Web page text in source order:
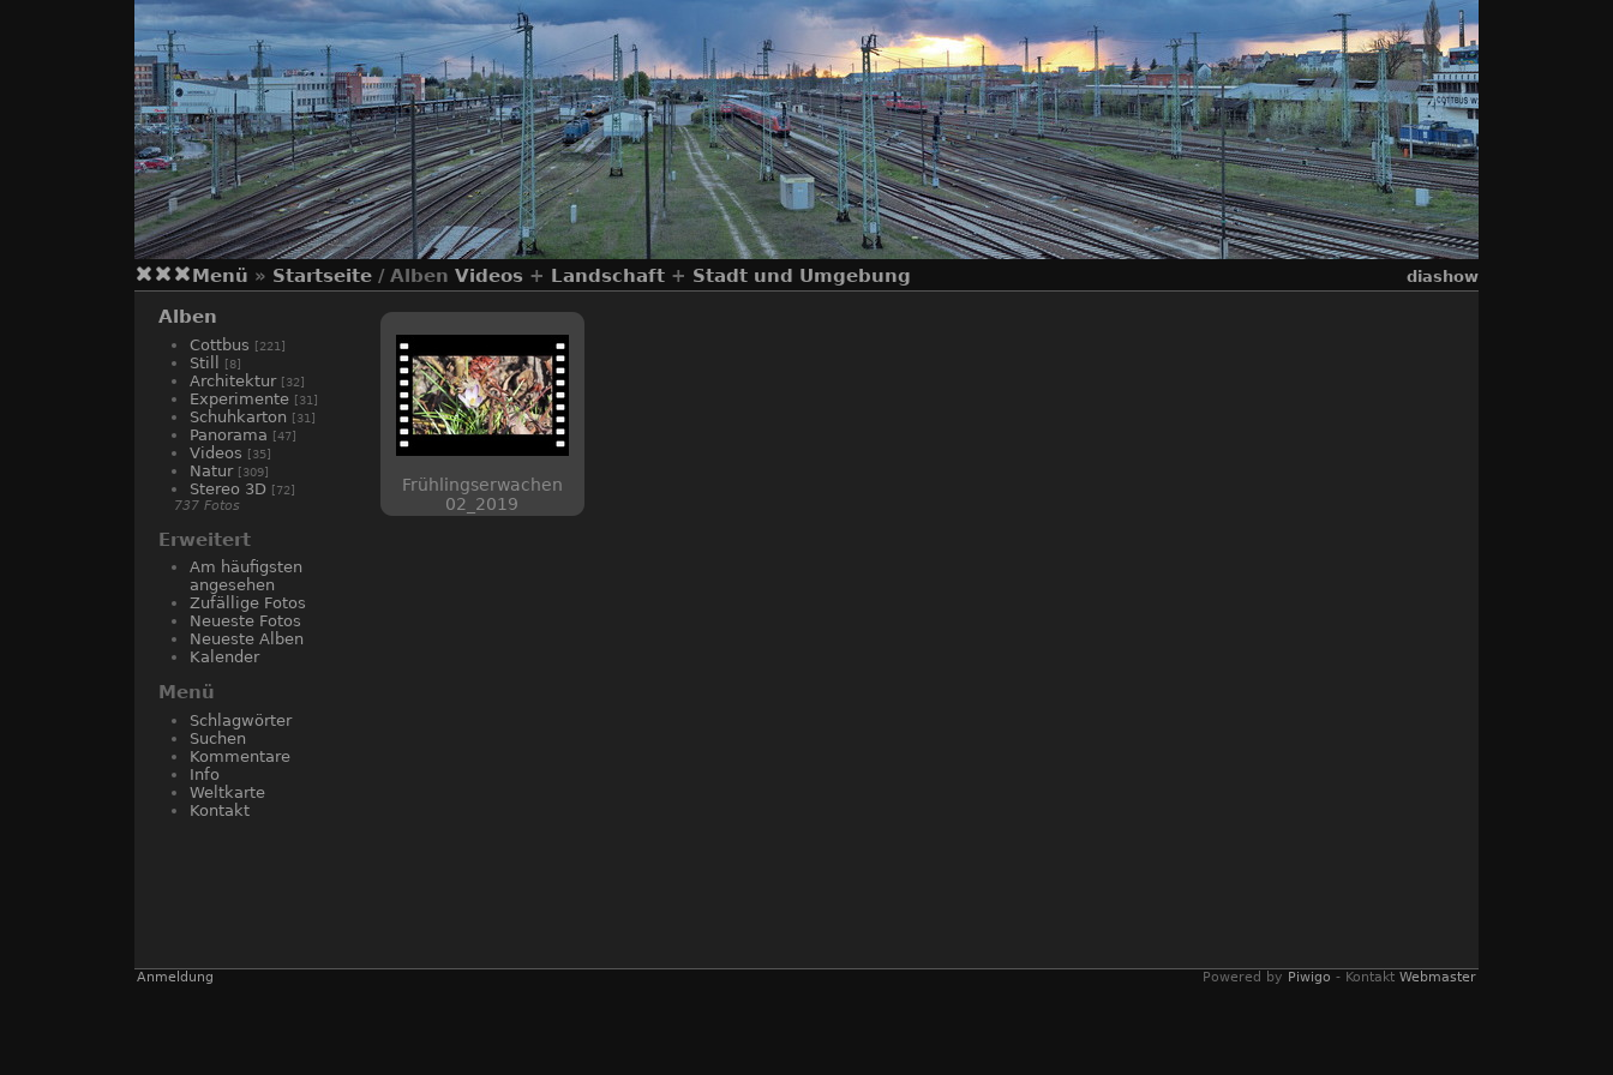
Menü » Startseite / Alben Videos + Landschaft + Stadt und Umgebung diashow
Alben
Cottbus [221]
Still [8]
Architektur [32]
Experimente [31]
Schuhkarton [31]
Panorama [47]
Videos [35]
Natur [309]
Stereo 3D [72]
737 Fotos
Erweitert
Am häufigsten
angesehen
Zufällige Fotos
Neueste Fotos
Neueste Alben
Kalender
Menü
Schlagwörter
Suchen
Kommentare
Info
Weltkarte
Kontakt
Frühlingserwachen
02_2019
Anmeldung Powered by Piwigo - Kontakt Webmaster